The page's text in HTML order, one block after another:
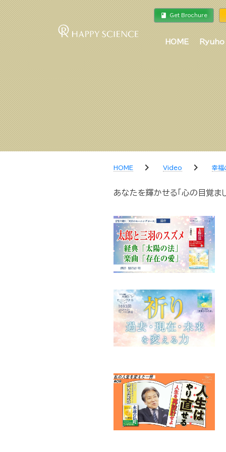
book Get Brochure
HOME
HOME chevron_right Video chevron_right 幸福
あなたを輝かせる「心の目覚まし